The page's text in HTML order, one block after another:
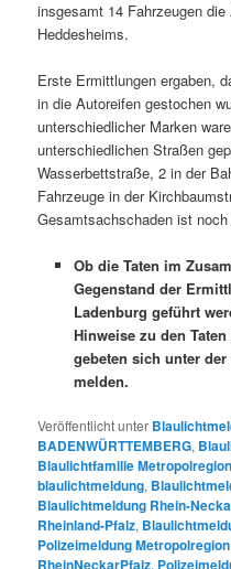
insgesamt 14 Fahrzeugen
Heddesheims.
Erste Ermittlungen ergaben,
in die Autoreifen gestochen
unterschiedlicher Marken
unterschiedlichen Straßen
Wasserbettstraße, 2 in der
Fahrzeuge in der
Gesamtsachschaden ist
Ob die Taten im
Gegenstand der
Ladenburg geführt
Hinweise zu den
gebeten sich unter der
melden.
Veröffentlicht unter
BADENWÜRTTEMBERG,
Blaulichtfamilie
blaulichtmeldung,
Blaulichtmeldung Rhein-
Rheinland-Pfalz,
Polizeimeldung
RheinNeckarPfalz,